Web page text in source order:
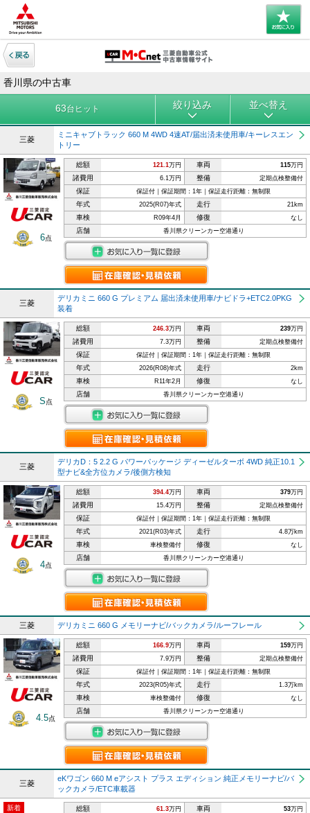
香川県の中古車
63台ヒット 絞り込み 並べ替え
三菱
ミニキャブトラック 660 M 4WD 4速AT/届出済未使用車/キーレスエン
トリー
6点
総額 121.1万円 車両 115万円
諸費用 6.1万円 整備 定期点検整備付
保証 保証付｜保証期間：1年｜保証走行距離：無制限
年式 2025(R07)年式 走行 21km
車検 R09年4月 修復 なし
店舗 香川県クリーンカー空港通り
三菱
デリカミニ 660 G プレミアム 届出済未使用車/ナビドラ+ETC2.0PKG
装着
S点
総額 246.3万円 車両 239万円
諸費用 7.3万円 整備 定期点検整備付
保証 保証付｜保証期間：1年｜保証走行距離：無制限
年式 2026(R08)年式 走行 2km
車検 R11年2月 修復 なし
店舗 香川県クリーンカー空港通り
三菱
デリカD：5 2.2 G パワーパッケージ ディーゼルターボ 4WD 純正10.1
型ナビ&全方位カメラ/後側方検知
4点
総額 394.4万円 車両 379万円
諸費用 15.4万円 整備 定期点検整備付
保証 保証付｜保証期間：1年｜保証走行距離：無制限
年式 2021(R03)年式 走行 4.8万km
車検 車検整備付 修復 なし
店舗 香川県クリーンカー空港通り
三菱 デリカミニ 660 G メモリーナビ/バックカメラ/ルーフレール
4.5点
総額 166.9万円 車両 159万円
諸費用 7.9万円 整備 定期点検整備付
保証 保証付｜保証期間：1年｜保証走行距離：無制限
年式 2023(R05)年式 走行 1.3万km
車検 車検整備付 修復 なし
店舗 香川県クリーンカー空港通り
三菱
eKワゴン 660 M eアシスト プラス エディション 純正メモリーナビ/バ
ックカメラ/ETC車載器
新着 総額 61.3万円 車両 53万円